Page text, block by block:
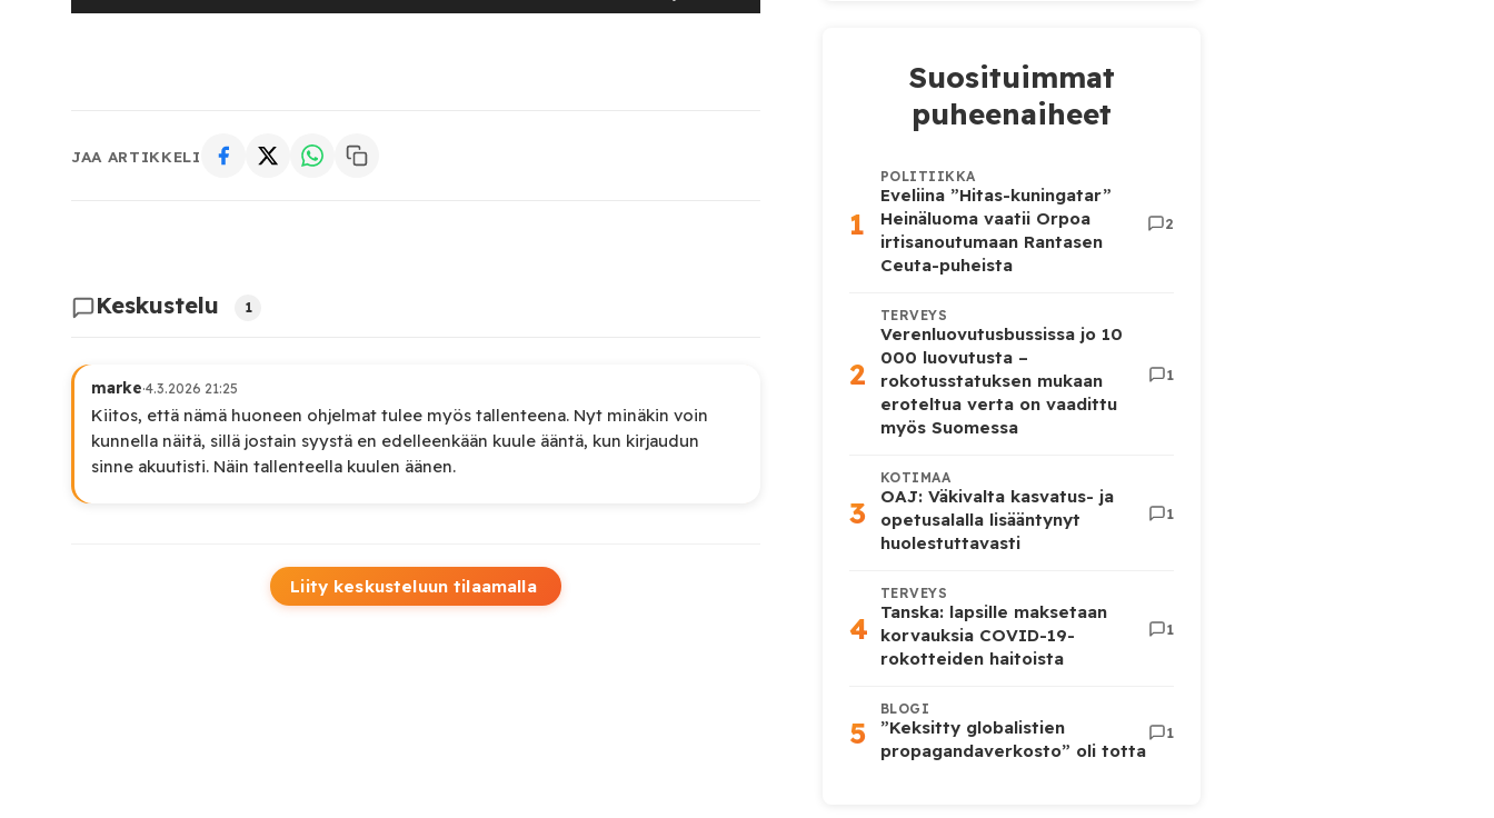
Äänitoistin
ylös
JAA ARTIKKELI
Keskustelu 1
marke·4.3.2026 21:25
Kiitos, että nämä huoneen ohjelmat tulee myös tallenteena. Nyt minäkin voin
kunnella näitä, sillä jostain syystä en edelleenkään kuule ääntä, kun kirjaudun
sinne akuutisti. Näin tallenteella kuulen äänen.
Liity keskusteluun tilaamalla
Suosituimmat
puheenaiheet
1
POLITIIKKA
Eveliina ”Hitas-kuningatar”
Heinäluoma vaatii Orpoa
irtisanoutumaan Rantasen
Ceuta-puheista
2
2
TERVEYS
Verenluovutusbussissa jo 10
000 luovutusta –
rokotusstatuksen mukaan
eroteltua verta on vaadittu
myös Suomessa
1
3
KOTIMAA
OAJ: Väkivalta kasvatus- ja
opetusalalla lisääntynyt
huolestuttavasti
1
4
TERVEYS
Tanska: lapsille maksetaan
korvauksia COVID-19-
rokotteiden haitoista
1
5
BLOGI
”Keksitty globalistien
propagandaverkosto” oli totta
1